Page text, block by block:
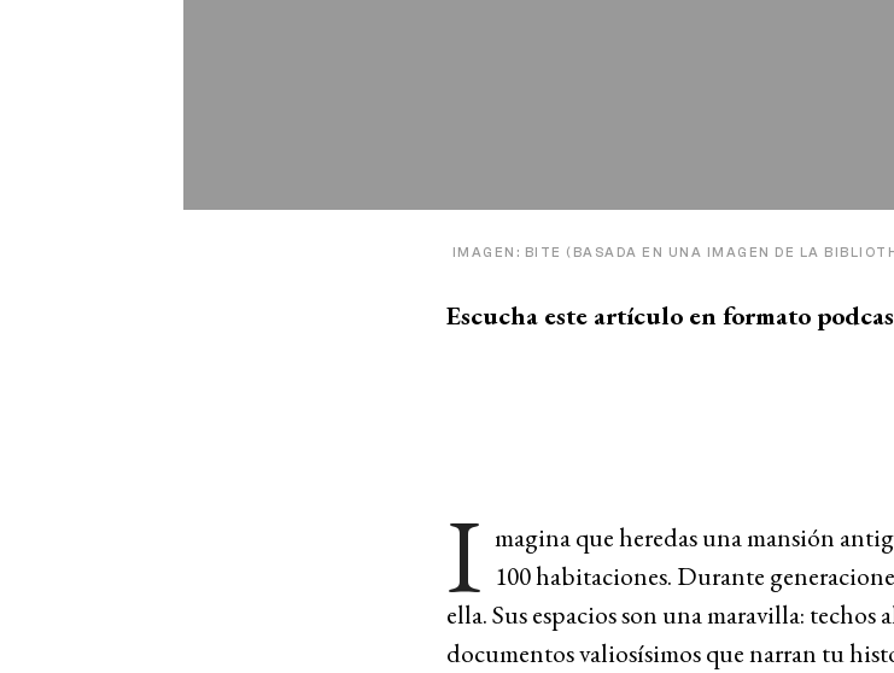
IMAGEN: BITE (BASADA EN UNA IMAGEN DE LA
Escucha este artículo en formato
I magina que heredas una mansión
100 habitaciones. Durante
ella. Sus espacios son una maravilla: techos
documentos valiosísimos que narran tu